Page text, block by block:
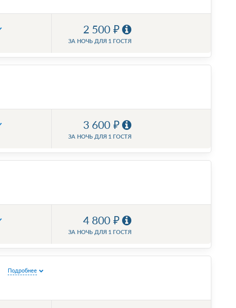
2 500
ЗА НОЧЬ ДЛЯ 1 ГОСТЯ
3 600
ЗА НОЧЬ ДЛЯ 1 ГОСТЯ
4 800
ЗА НОЧЬ ДЛЯ 1 ГОСТЯ
Подробнее